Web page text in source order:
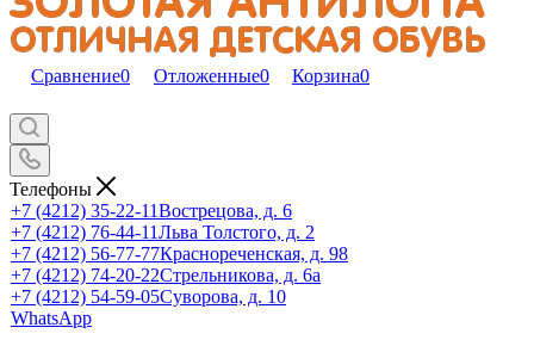
Сравнение0 Отложенные0 Корзина0
Телефоны
+7 (4212) 35-22-11Вострецова, д. 6
+7 (4212) 76-44-11Льва Толстого, д. 2
+7 (4212) 56-77-77Краснореченская, д. 98
+7 (4212) 74-20-22Стрельникова, д. 6а
+7 (4212) 54-59-05Суворова, д. 10
WhatsApp